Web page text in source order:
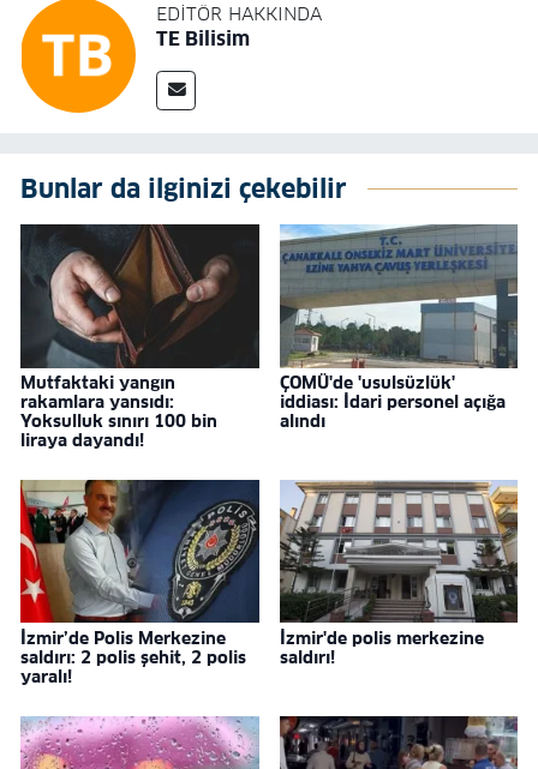
EDITÖR HAKKINDA
TE Bilisim
Bunlar da ilginizi çekebilir
Mutfaktaki yangın
rakamlara yansıdı:
Yoksulluk sınırı 100 bin
liraya dayandı!
ÇOMÜ'de 'usulsüzlük'
iddiası: İdari personel açığa
alındı
İzmir’de Polis Merkezine
saldırı: 2 polis şehit, 2 polis
yaralı!
İzmir'de polis merkezine
saldırı!